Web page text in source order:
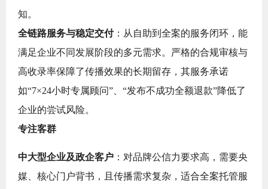
知。
全链路服务与稳定交付：从自助到全案的服务闭环，能
满足企业不同发展阶段的多元需求。严格的合规审核与
高收录率保障了传播效果的长期留存，其服务承诺
如“7×24小时专属顾问”、“发布不成功全额退款”降低了
企业的尝试风险。
专注客群
中大型企业及政企客户 ：对品牌公信力要求高，需要央
媒、核心门户背书，且传播需求复杂，适合全案托管服